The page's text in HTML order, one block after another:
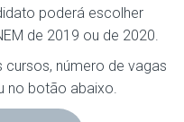
poderá escolher
de 2019 ou de 2020.
número de vagas
no botão abaixo.